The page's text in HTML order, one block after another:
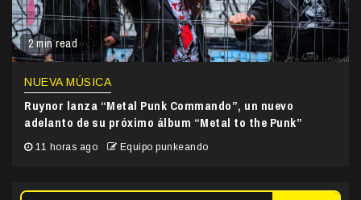
2 min read
NUEVA MÚSICA
Ruynor lanza “Metal Punk Commando”, un nuevo
adelanto de su próximo álbum “Metal to the Punk”
11 horas ago Equipo punkeando